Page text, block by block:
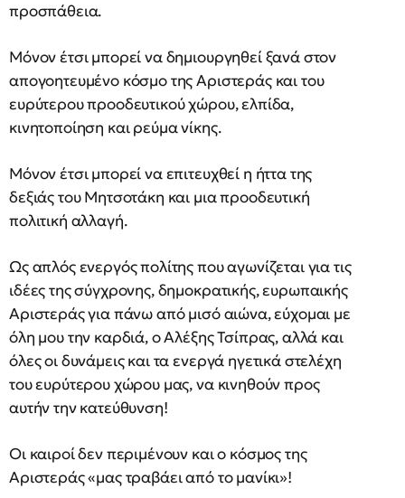
προσπάθεια.
Μόνον έτσι μπορεί να δημιουργηθεί ξανά στον
απογοητευμένο κόσμο της Αριστεράς και του
ευρύτερου προοδευτικού χώρου, ελπίδα,
κινητοποίηση και ρεύμα νίκης.
Μόνον έτσι μπορεί να επιτευχθεί η ήττα της
δεξιάς του Μητσοτάκη και μια προοδευτική
πολιτική αλλαγή.
Ως απλός ενεργός πολίτης που αγωνίζεται για τις
ιδέες της σύγχρονης, δημοκρατικής, ευρωπαικής
Αριστεράς για πάνω από μισό αιώνα, εύχομαι με
όλη μου την καρδιά, ο Αλέξης Τσίπρας, αλλά και
όλες οι δυνάμεις και τα ενεργά ηγετικά στελέχη
του ευρύτερου χώρου μας, να κινηθούν προς
αυτήν την κατεύθυνση!
Οι καιροί δεν περιμένουν και ο κόσμος της
Αριστεράς «μας τραβάει από το μανίκι»!